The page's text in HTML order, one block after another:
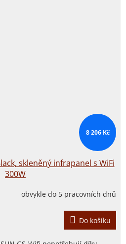
8 206 Kč
skleněný infrapanel s WiFi
300W
obvykle do 5 pracovních dnů
Do košíku